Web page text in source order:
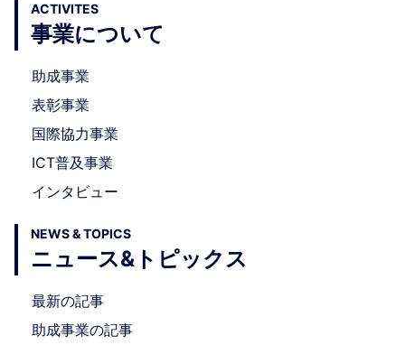
ACTIVITES
事業について
助成事業
表彰事業
国際協力事業
ICT普及事業
インタビュー
NEWS & TOPICS
ニュース&トピックス
最新の記事
助成事業の記事